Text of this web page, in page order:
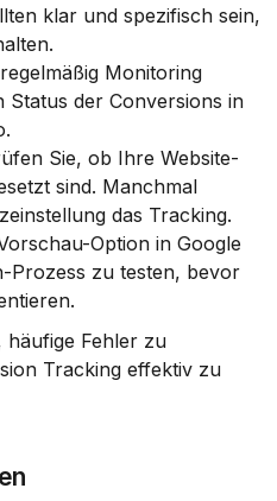
klar und spezifisch sein,
Monitoring
Status der Conversions in
Sie, ob Ihre Website-
sind. Manchmal
das Tracking.
Option in Google
Prozess zu testen, bevor
häufige Fehler zu
Tracking effektiv zu